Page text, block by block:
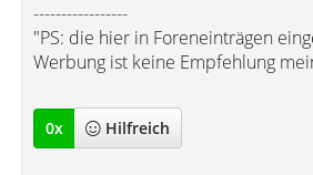
-----------------
"PS: die hier in Foreneinträgen
Werbung ist keine Empfehlung
0x Hilfreich